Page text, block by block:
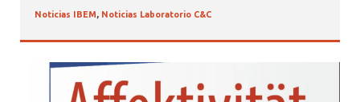
Noticias IBEM, Noticias Laboratorio C&C